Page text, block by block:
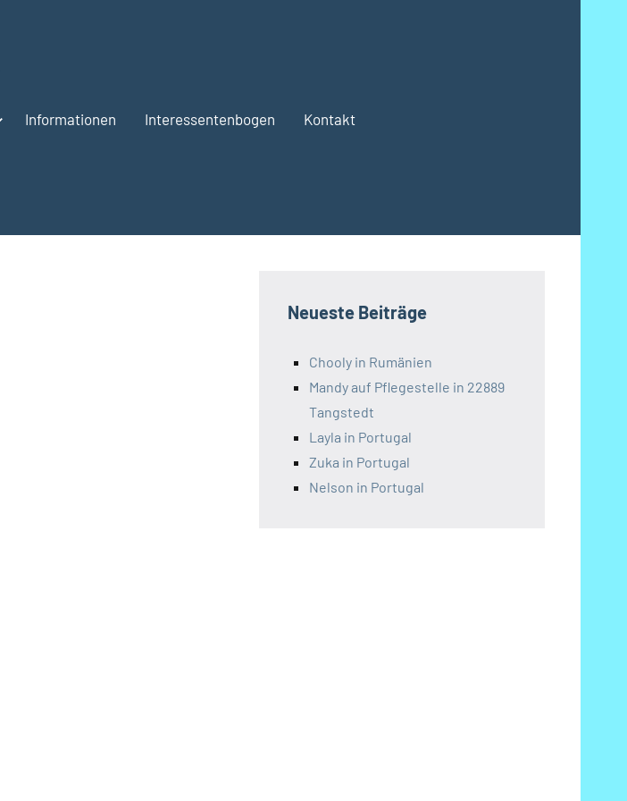
Informationen Interessentenbogen Kontakt
Neueste Beiträge
Chooly in Rumänien
Mandy auf Pflegestelle in 22889
Tangstedt
Layla in Portugal
Zuka in Portugal
Nelson in Portugal